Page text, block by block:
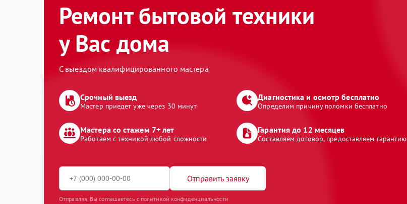
Ремонт бытовой техники
у Вас дома
С выездом квалифицированного мастера
Срочный выезд
Мастер приедет уже через 30 минут
Диагностика и осмотр бесплатно
Определим причину поломки бесплатно
Мастера со стажем 7+ лет
Работаем с техникой любой сложности
Гарантия до 12 месяцев
Составляем договор, предоставляем гарантию
Отправить заявку
Отправляя, Вы соглашаетесь с политикой конфиденциальности